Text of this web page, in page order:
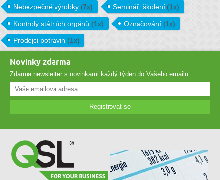
Nebezpečné výrobky (7x) Seminář, školení (1x)
Kontroly státních orgánů (1x) Označování (1x)
Prodejci potravin (1x)
Novinky zdarma
Zdarma newsletter s novinkami každý týden do Vašeho emailu
Registrovat se